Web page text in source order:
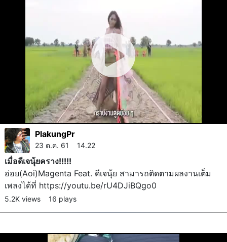
PlakungPr
23 ต.ค. 61 14.22
เมื่อดีเจนุ้ยคราง!!!!!
อ่อย(Aoi)​Magenta Feat. ดีเจนุ้ย สามารถติดตามผลงานเต็ม
เพลงได้ที่ https://youtu.be/rU4DJiBQgo0
5.2K views 16 plays